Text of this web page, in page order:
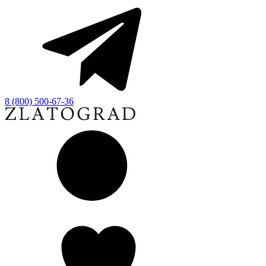
8 (800) 500-67-36